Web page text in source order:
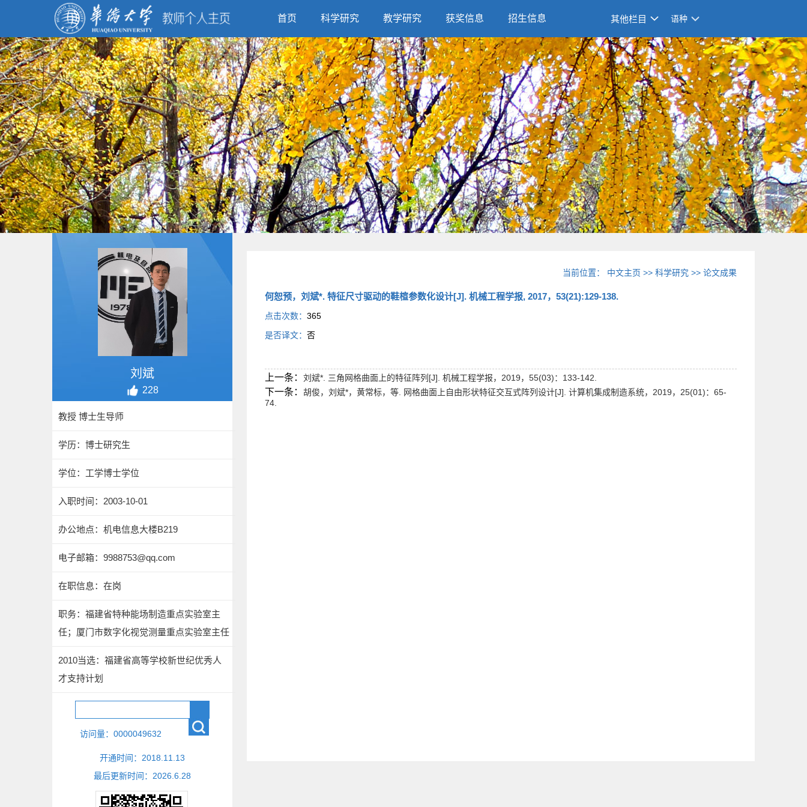
首页 科学研究 教学研究 获奖信息 招生信息 其他栏目 语种
刘斌
228
教授 博士生导师
学历：博士研究生
学位：工学博士学位
入职时间：2003-10-01
办公地点：机电信息大楼B219
电子邮箱： 9988753@qq.com
在职信息：在岗
职务：福建省特种能场制造重点实验室主
任；厦门市数字化视觉测量重点实验室主任
2010当选：福建省高等学校新世纪优秀人
才支持计划
访问量： 0000049632
开通时间： 2018 11 13
最后更新时间： 2026 6 28
当前位置： 中文主页 >>科学研究 >>论文成果
何恕预，刘斌*. 特征尺寸驱动的鞋楦参数化设计[J]. 机械工程学报, 2017，53(21):129-138.
点击次数： 365
是否译文： 否
上一条： 刘斌*. 三角网格曲面上的特征阵列[J]. 机械工程学报，2019，55(03)：133-142.
下一条： 胡俊，刘斌*，黄常标，等. 网格曲面上自由形状特征交互式阵列设计[J]. 计算机集成制造系统，2019，25(01)：65-
74.